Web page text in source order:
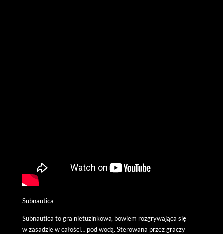
Subnautica
Subnautica to gra nietuzinkowa, bowiem rozgrywająca się
w zasadzie w całości… pod wodą. Sterowana przez graczy